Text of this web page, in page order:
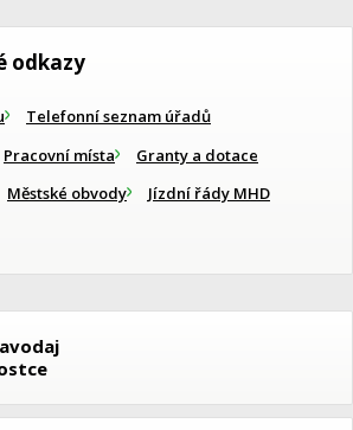
odkazy
Telefonní seznam úřadů
Pracovní místa
Granty a dotace
Městské obvody Jízdní řády MHD